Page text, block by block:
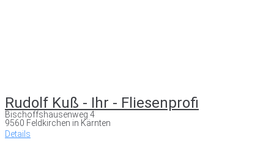
Rudolf Kuß - Ihr - Fliesenprofi
Bischoffshausenweg 4
9560 Feldkirchen in Kärnten
Details